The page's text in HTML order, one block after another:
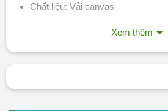
Chất liệu: Vải canvas
Mức chịu tải: Từ 5 đến 10 kg
Xem thêm